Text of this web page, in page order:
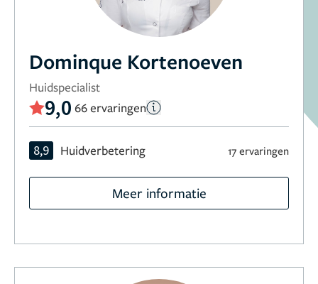
Dominque Kortenoeven
Huidspecialist
9,0 66 ervaringen
8,9 Huidverbetering 17 ervaringen
Meer informatie